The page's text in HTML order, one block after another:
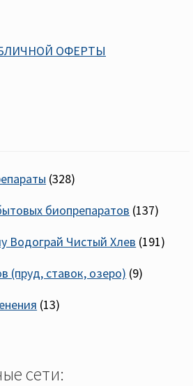
ОФЕРТЫ
(328)
биопрепаратов (137)
Водограй Чистый Хлев (191)
(пруд, ставок, озеро) (9)
(13)
сети: